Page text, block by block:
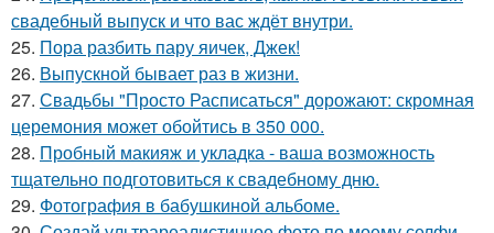
свадебный выпуск и что вас ждёт внутри.
25. Пора разбить пару яичек, Джек!
26. Выпускной бывает раз в жизни.
27. Свадьбы "Просто Расписаться" дорожают: скромная
церемония может обойтись в 350 000.
28. Пробный макияж и укладка - ваша возможность
тщательно подготовиться к свадебному дню.
29. Фотография в бабушкиной альбоме.